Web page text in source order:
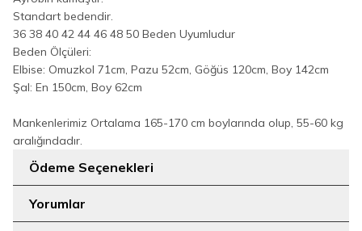
Standart bedendir.
36 38 40 42 44 46 48 50 Beden Uyumludur
Beden Ölçüleri:
Elbise: Omuzkol 71cm, Pazu 52cm, Göğüs 120cm, Boy 142cm
Şal: En 150cm, Boy 62cm
Mankenlerimiz Ortalama 165-170 cm boylarında olup, 55-60 kg
aralığındadır.
Ödeme Seçenekleri
Yorumlar